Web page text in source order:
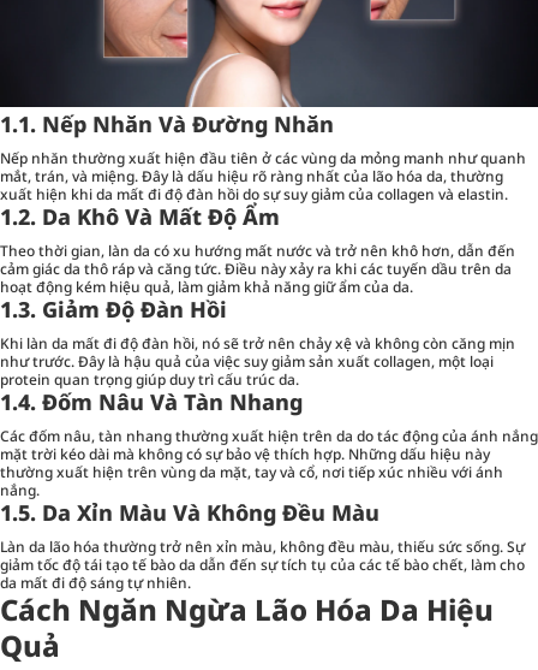
1.1. Nếp Nhăn Và Đường Nhăn
Nếp nhăn thường xuất hiện đầu tiên ở các vùng da mỏng manh như quanh
mắt, trán, và miệng. Đây là dấu hiệu rõ ràng nhất của lão hóa da, thường
xuất hiện khi da mất đi độ đàn hồi do sự suy giảm của collagen và elastin.
1.2. Da Khô Và Mất Độ Ẩm
Theo thời gian, làn da có xu hướng mất nước và trở nên khô hơn, dẫn đến
cảm giác da thô ráp và căng tức. Điều này xảy ra khi các tuyến dầu trên da
hoạt động kém hiệu quả, làm giảm khả năng giữ ẩm của da.
1.3. Giảm Độ Đàn Hồi
Khi làn da mất đi độ đàn hồi, nó sẽ trở nên chảy xệ và không còn căng mịn
như trước. Đây là hậu quả của việc suy giảm sản xuất collagen, một loại
protein quan trọng giúp duy trì cấu trúc da.
1.4. Đốm Nâu Và Tàn Nhang
Các đốm nâu, tàn nhang thường xuất hiện trên da do tác động của ánh nắng
mặt trời kéo dài mà không có sự bảo vệ thích hợp. Những dấu hiệu này
thường xuất hiện trên vùng da mặt, tay và cổ, nơi tiếp xúc nhiều với ánh
nắng.
1.5. Da Xỉn Màu Và Không Đều Màu
Làn da lão hóa thường trở nên xỉn màu, không đều màu, thiếu sức sống. Sự
giảm tốc độ tái tạo tế bào da dẫn đến sự tích tụ của các tế bào chết, làm cho
da mất đi độ sáng tự nhiên.
Cách Ngăn Ngừa Lão Hóa Da Hiệu
Quả